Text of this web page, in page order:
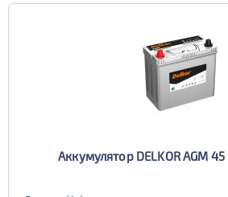
Аккумулятор DELKOR AGM